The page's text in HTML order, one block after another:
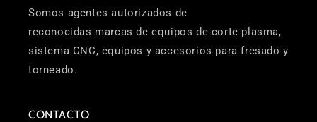
Somos agentes autorizados de
reconocidas marcas de equipos de corte plasma,
sistema CNC, equipos y accesorios para fresado y
torneado.
CONTACTO